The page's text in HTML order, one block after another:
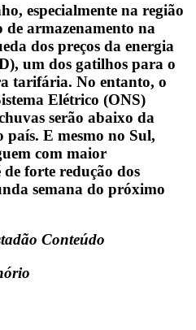
especialmente na região
armazenamento na
dos preços da energia
um dos gatilhos para o
tarifária. No entanto, o
Elétrico (ONS)
serão abaixo da
E mesmo no Sul,
com maior
forte redução dos
semana do próximo
Conteúdo